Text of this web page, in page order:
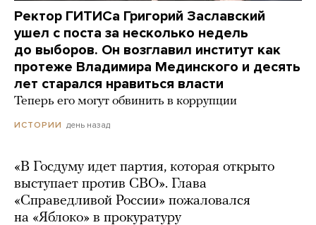
Ректор ГИТИСа Григорий Заславский
ушел с поста за несколько недель
до выборов. Он возглавил институт как
протеже Владимира Мединского и десять
лет старался нравиться власти
Теперь его могут обвинить в коррупции
ИСТОРИИ день назад
«В Госдуму идет партия, которая открыто
выступает против СВО». Глава
«Справедливой России» пожаловался
на «Яблоко» в прокуратуру